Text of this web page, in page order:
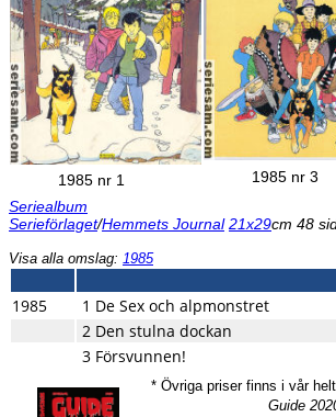
1985 nr 1
1985 nr 3
Seriealbum
Serieförlaget/Hemmets Journal 21x29cm 48
Visa alla omslag: 1985
1985
1 De Sex och alpmonstret
2 Den stulna dockan
3 Försvunnen!
* Övriga priser finns i vår
Guide